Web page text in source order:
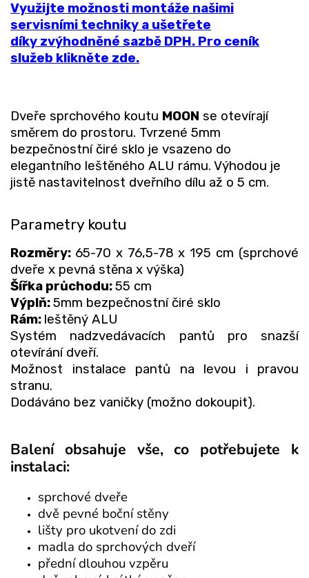
Využijte možnosti montáže našimi
servisními techniky a ušetřete
díky zvýhodněné sazbě DPH. Pro ceník
služeb klikněte zde.
Dveře sprchového koutu MOON se otevírají
směrem do prostoru. Tvrzené 5mm
bezpečnostní čiré sklo je vsazeno do
elegantního leštěného ALU rámu. Výhodou je
jistě nastavitelnost dveřního dílu až o 5 cm.
Parametry koutu
Rozměry: 65-70 x 76,5-78 x 195 cm (sprchové
dveře x pevná stěna x výška)
Šířka průchodu:55 cm
Výplň:5mm bezpečnostní čiré sklo
Rám: leštěný ALU
Systém nadzvedávacích pantů pro snazší
otevírání dveří.
Možnost instalace pantů na levou i pravou
stranu.
Dodáváno bez vaničky (možno dokoupit).
Balení obsahuje vše, co potřebujete k
instalaci:
sprchové dveře
dvě pevné boční stěny
lišty pro ukotvení do zdi
madla do sprchových dveří
přední dlouhou vzpěru